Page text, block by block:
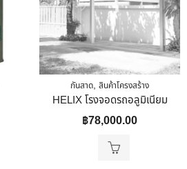
กันสาด, สินค้าโครงสร้าง
HELIX โรงจอดรถอลูมิเนียม
฿78,000.00